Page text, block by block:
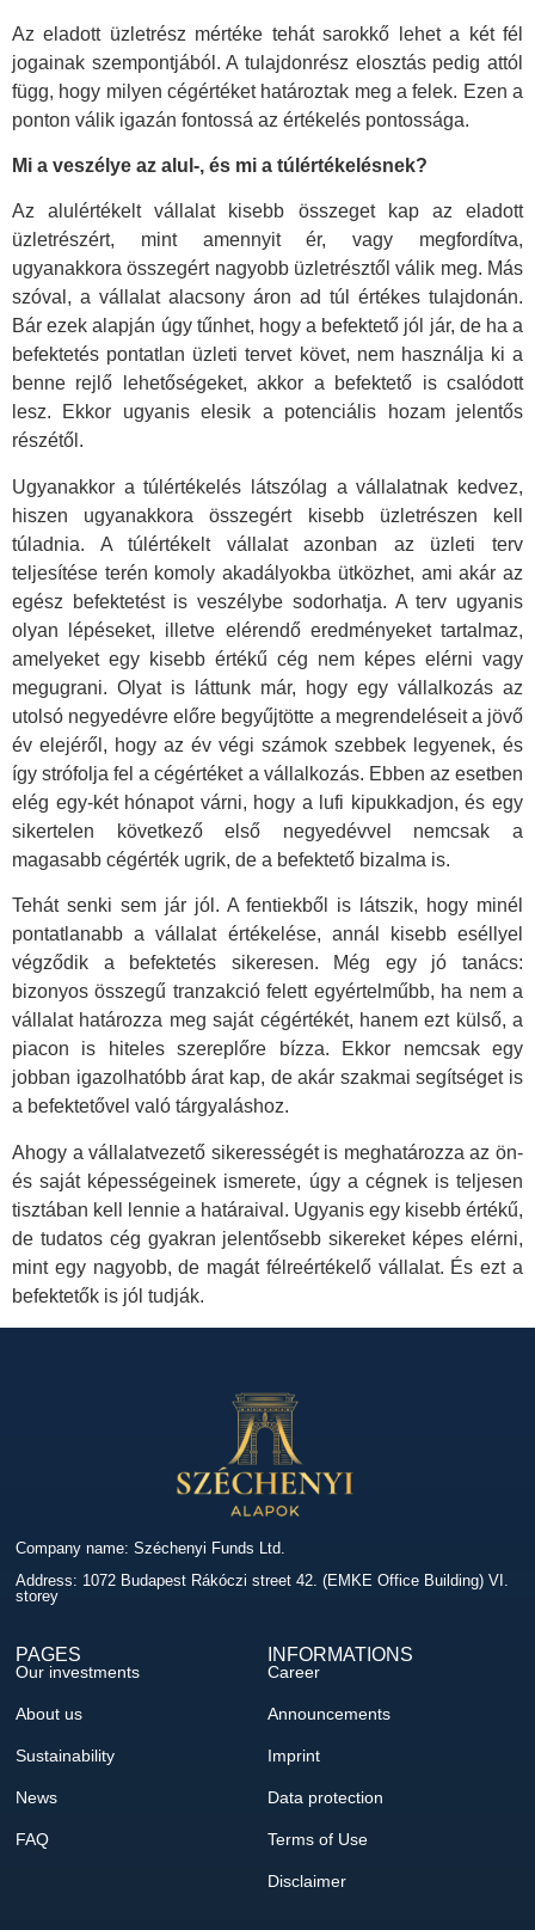
Az eladott üzletrész mértéke tehát sarokkő lehet a két fél
jogainak szempontjából. A tulajdonrész elosztás pedig attól
függ, hogy milyen cégértéket határoztak meg a felek. Ezen a
ponton válik igazán fontossá az értékelés pontossága.
Mi a veszélye az alul-, és mi a túlértékelésnek?
Az alulértékelt vállalat kisebb összeget kap az eladott
üzletrészért, mint amennyit ér, vagy megfordítva,
ugyanakkora összegért nagyobb üzletrésztől válik meg. Más
szóval, a vállalat alacsony áron ad túl értékes tulajdonán.
Bár ezek alapján úgy tűnhet, hogy a befektető jól jár, de ha a
befektetés pontatlan üzleti tervet követ, nem használja ki a
benne rejlő lehetőségeket, akkor a befektető is csalódott
lesz. Ekkor ugyanis elesik a potenciális hozam jelentős
részétől.
Ugyanakkor a túlértékelés látszólag a vállalatnak kedvez,
hiszen ugyanakkora összegért kisebb üzletrészen kell
túladnia. A túlértékelt vállalat azonban az üzleti terv
teljesítése terén komoly akadályokba ütközhet, ami akár az
egész befektetést is veszélybe sodorhatja. A terv ugyanis
olyan lépéseket, illetve elérendő eredményeket tartalmaz,
amelyeket egy kisebb értékű cég nem képes elérni vagy
megugrani. Olyat is láttunk már, hogy egy vállalkozás az
utolsó negyedévre előre begyűjtötte a megrendeléseit a jövő
év elejéről, hogy az év végi számok szebbek legyenek, és
így strófolja fel a cégértéket a vállalkozás. Ebben az esetben
elég egy-két hónapot várni, hogy a lufi kipukkadjon, és egy
sikertelen következő első negyedévvel nemcsak a
magasabb cégérték ugrik, de a befektető bizalma is.
Tehát senki sem jár jól. A fentiekből is látszik, hogy minél
pontatlanabb a vállalat értékelése, annál kisebb eséllyel
végződik a befektetés sikeresen. Még egy jó tanács:
bizonyos összegű tranzakció felett egyértelműbb, ha nem a
vállalat határozza meg saját cégértékét, hanem ezt külső, a
piacon is hiteles szereplőre bízza. Ekkor nemcsak egy
jobban igazolhatóbb árat kap, de akár szakmai segítséget is
a befektetővel való tárgyaláshoz.
Ahogy a vállalatvezető sikerességét is meghatározza az ön-
és saját képességeinek ismerete, úgy a cégnek is teljesen
tisztában kell lennie a határaival. Ugyanis egy kisebb értékű,
de tudatos cég gyakran jelentősebb sikereket képes elérni,
mint egy nagyobb, de magát félreértékelő vállalat. És ezt a
befektetők is jól tudják.
Company name: Széchenyi Funds Ltd.
Address: 1072 Budapest Rákóczi street 42. (EMKE Office Building) VI.
storey
PAGES
Our investments
About us
Sustainability
News
FAQ
INFORMATIONS
Career
Announcements
Imprint
Data protection
Terms of Use
Disclaimer